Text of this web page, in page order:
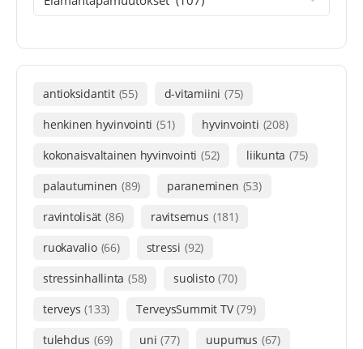
antioksidantit (55) d-vitamiini (75)
henkinen hyvinvointi (51) hyvinvointi (208)
kokonaisvaltainen hyvinvointi (52) liikunta (75)
palautuminen (89) paraneminen (53)
ravintolisät (86) ravitsemus (181)
ruokavalio (66) stressi (92)
stressinhallinta (58) suolisto (70)
terveys (133) TerveysSummit TV (79)
tulehdus (69) uni (77) uupumus (67)